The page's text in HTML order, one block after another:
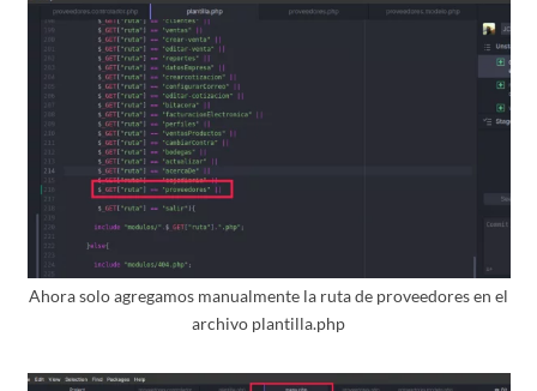
Ahora solo agregamos manualmente la ruta de proveedores en el
archivo plantilla.php